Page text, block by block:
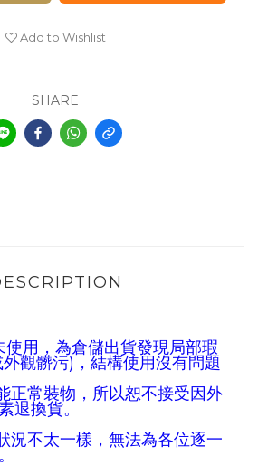
Add to Wishlist
SHARE
使用，為倉儲出貨發現局部瑕
觀髒污) ，結構使用沒有問題
正常裝物，所以恕不接受因外
退換貨。
況不太一樣，無法為各位逐一